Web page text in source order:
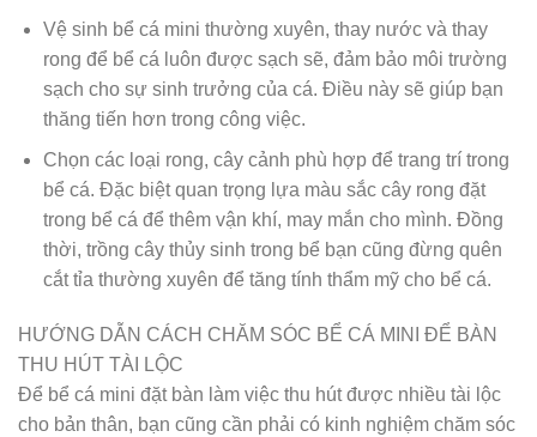
Vệ sinh bể cá mini thường xuyên, thay nước và thay
rong để bể cá luôn được sạch sẽ, đảm bảo môi trường
sạch cho sự sinh trưởng của cá. Điều này sẽ giúp bạn
thăng tiến hơn trong công việc.
Chọn các loại rong, cây cảnh phù hợp để trang trí trong
bể cá. Đặc biệt quan trọng lựa màu sắc cây rong đặt
trong bể cá để thêm vận khí, may mắn cho mình. Đồng
thời, trồng cây thủy sinh trong bể bạn cũng đừng quên
cắt tỉa thường xuyên để tăng tính thẩm mỹ cho bể cá.
HƯỚNG DẪN CÁCH CHĂM SÓC BỂ CÁ MINI ĐỂ BÀN
THU HÚT TÀI LỘC
Để bể cá mini đặt bàn làm việc thu hút được nhiều tài lộc
cho bản thân, bạn cũng cần phải có kinh nghiệm chăm sóc